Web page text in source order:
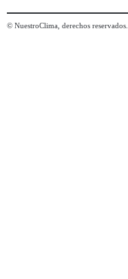
© NuestroClima, derechos reservados.